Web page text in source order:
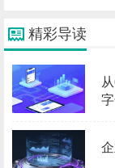
精彩导读